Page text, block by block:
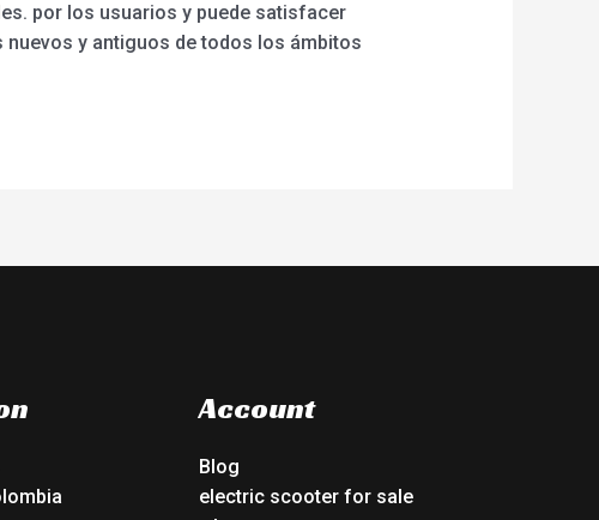
por los usuarios y puede satisfacer
nuevos y antiguos de todos los ámbitos
Account
Blog
electric scooter for sale